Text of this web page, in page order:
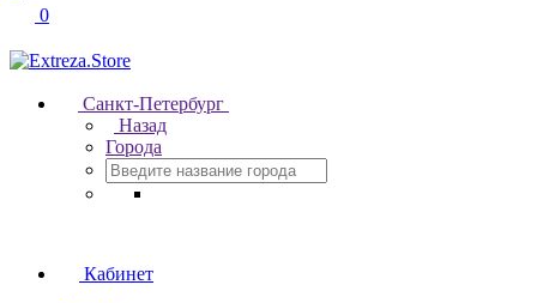
0
Санкт-Петербург
Назад
Города
Кабинет